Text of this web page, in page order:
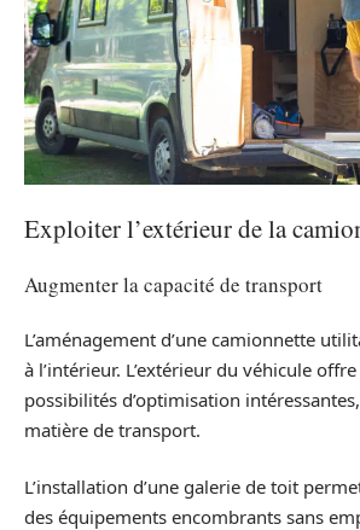
Exploiter l’extérieur de la
Augmenter la capacité de transport
L’aménagement d’une camionnette
à l’intérieur. L’extérieur du véhicule
possibilités d’optimisation
matière de transport.
L’installation d’une galerie de toit
des équipements encombrants sans